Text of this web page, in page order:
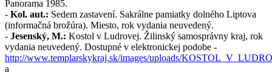
Panorama 1985.
- Kol. aut.: Sedem zastavení. Sakrálne pamiatky dolného Liptova
(informačná brožúra). Miesto, rok vydania neuvedený.
- Jesenský, M.: Kostol v Ludrovej. Žilinský samosprávny kraj, rok
vydania neuvedený. Dostupné v elektronickej podobe -
http://www.templarskykraj.sk/images/uploads/
a